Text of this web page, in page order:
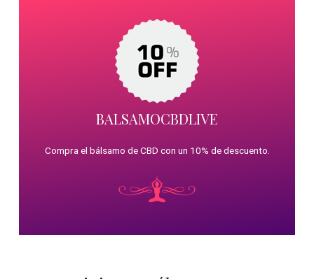
BALSAMOCBDLIVE
Compra el bálsamo de CBD con un 10% de descuento.